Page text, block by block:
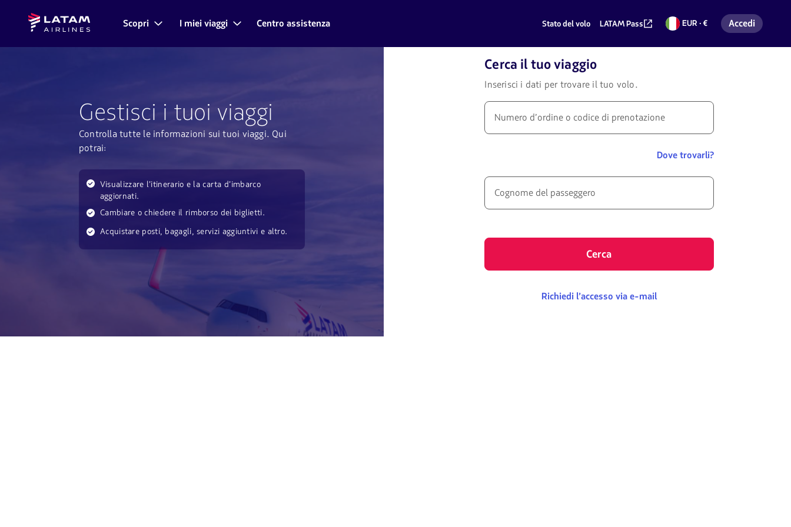
contenuto
principale.
Navigazione
sezioni
Latam
Airlines
Scopri I miei viaggi Centro assistenza Stato del volo LATAM Pass EUR · €
Euro Accedi al mio
Accedi
Gestisci i tuoi viaggi
Controlla tutte le informazioni sui tuoi viaggi. Qui
potrai:
Visualizzare l’itinerario e la carta d’imbarco
aggiornati.
Cambiare o chiedere il rimborso dei biglietti.
Acquistare posti, bagagli, servizi aggiuntivi e altro.
Cerca il tuo viaggio
Inserisci i dati per trovare il tuo volo.
Numero d’ordine o codice di prenotazione
Dove trovarli?
Cognome del passeggero
Cerca
Richiedi l’accesso via e-mail